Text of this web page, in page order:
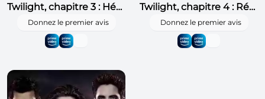
Twilight, chapitre 3 : Hésitation
Donnez le premier avis
Twilight, chapitre 4 : Révélation, 1re partie
Donnez le premier avis